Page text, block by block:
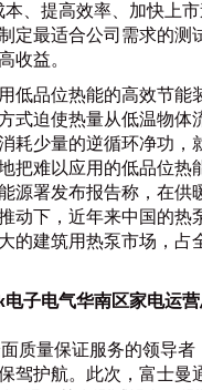
本、提高效率、加快上
定最适合公司需求的测
收益。
低品位热能的高效节能
式迫使热量从低温物体
耗少量的逆循环净功，
把难以应用的低品位热
源署发布报告称，在供
动下，近年来中国的热
的建筑用热泵市场，占
子电气华南区家电运
质量保证服务的领导者
驾护航。此次，富士曼